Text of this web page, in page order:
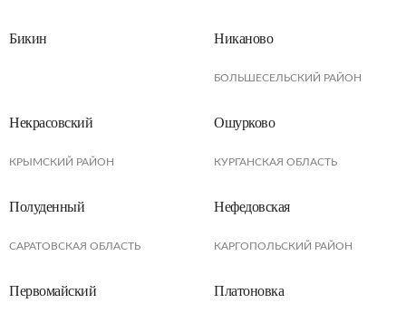
Бикин Никаново
БОЛЬШЕСЕЛЬСКИЙ РАЙОН
Некрасовский
КРЫМСКИЙ РАЙОН
Ошурково
КУРГАНСКАЯ ОБЛАСТЬ
Полуденный
САРАТОВСКАЯ ОБЛАСТЬ
Нефедовская
КАРГОПОЛЬСКИЙ РАЙОН
Первомайский Платоновка